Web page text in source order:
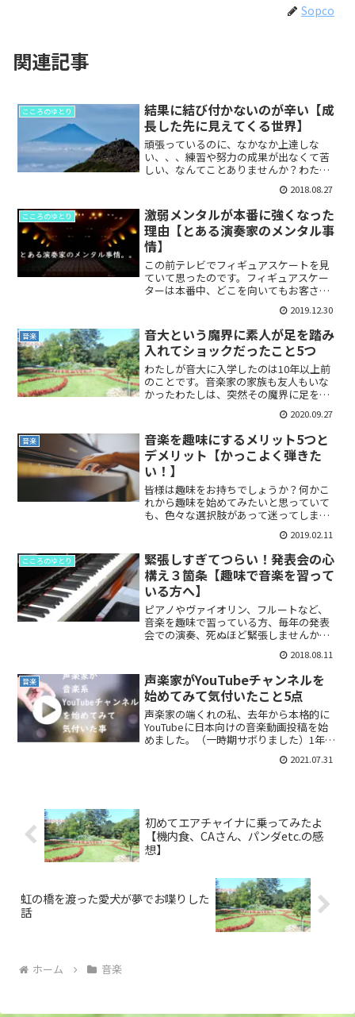
Sopco
関連記事
こころのゆとり
結果に結び付かないのが辛い【成
長した先に見えてくる世界】
頑張っているのに、なかなか上達しな
い、、、練習や努力の成果が出なくて苦
しい、なんてことありませんか？わたし
の学生時代は、自分を他人と比べて落ち
込んで焦る毎日でした。ひどいときは、
自分が焦っているということにも気づか
ず、ただ悶々と日々を過ごし...
2018.08.27
こころのゆとり
激弱メンタルが本番に強くなった
理由【とある演奏家のメンタル事
情】
この前テレビでフィギュアスケートを見
ていて思ったのです。フィギュアスケー
ターは本番中、どこを向いてもお客さん
の目があるのですね。音楽家はあまり360
度から人の視線を集めることはないの
で、わたしには彼らへのプレッシャーの
大きさが想像できません...
2019.12.30
音楽
音大という魔界に素人が足を踏み
入れてショックだったこと5つ
わたしが音大に入学したのは10年以上前
のことです。音楽家の家族も友人もいな
かったわたしは、突然その魔界に足を踏
み入れてしまったのでした。音大という
魔界に素人が足を踏み入れてびっくりし
たこと一般の四年制大学に行っていない
ので、何がどう違うかわ...
2020.09.27
音楽
音楽を趣味にするメリット5つと
デメリット【かっこよく弾きた
い！】
皆様は趣味をお持ちでしょうか？何かこ
れから趣味を始めてみたいと思っていて
も、色々な選択肢があって迷ってしまい
ますよね。なかでもピアノ、ヴァイオリ
ン、フルートなどの楽器は人気です。今
回は趣味で楽器を習ってみたいとお考え
の方に、そのメリットとデ...
2019.02.11
こころのゆとり
緊張しすぎてつらい！発表会の心
構え３箇条【趣味で音楽を習って
いる方へ】
ピアノやヴァイオリン、フルートなど、
音楽を趣味で習っている方、毎年の発表
会での演奏、死ぬほど緊張しませんか？(
;∀;)音楽がまだ習い事だった頃、わたし
は死ぬほど緊張する人でした。単純に、
自分の出番が来るのが恐ろしかったで
す。手が震えるしみ...
2018.08.11
音楽
声楽家がYouTubeチャンネルを
始めてみて気付いたこと5点
声楽家の端くれの私、去年から本格的に
YouTubeに日本向けの音楽動画投稿を始
めました。（一時期サボりました）1年続
けてみて相変わらずのマイペース弱小チ
ャンネルですが、この間に気付いたこと
2021.07.31
初めてエアチャイナに乗ってみたよ
【機内食、CAさん、パンダetc.の感
想】
虹の橋を渡った愛犬が夢でお喋りした
話
ホーム 音楽